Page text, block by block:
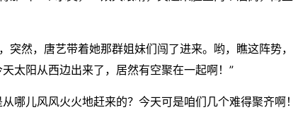
然，唐艺带着她那群姐妹们闯了进来。哟，瞧这阵势
太阳从西边出来了，居然有空聚在一起啊！”
哪儿风风火火地赶来的？今天可是咱们几个难得聚齐啊